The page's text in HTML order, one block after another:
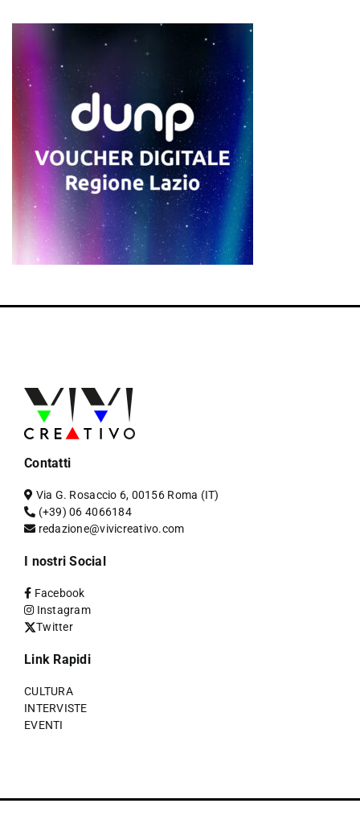
Contatti
Via G. Rosaccio 6, 00156 Roma (IT)
(+39) 06 4066184
redazione@vivicreativo.com
I nostri Social
Facebook
Instagram
Twitter
Link Rapidi
CULTURA
INTERVISTE
EVENTI